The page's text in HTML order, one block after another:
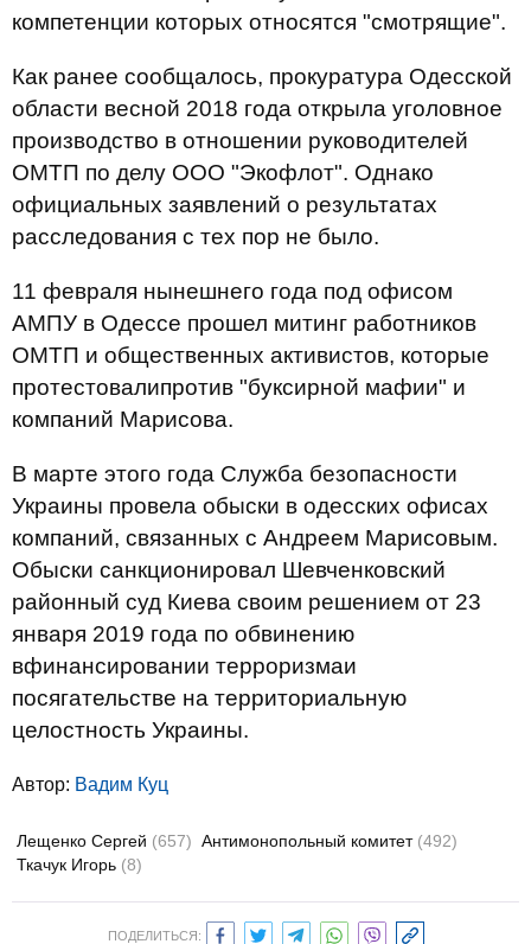
компетенции которых относятся "смотрящие".
Как ранее сообщалось, прокуратура Одесской
области весной 2018 года открыла уголовное
производство в отношении руководителей
ОМТП по делу ООО "Экофлот". Однако
официальных заявлений о результатах
расследования с тех пор не было.
11 февраля нынешнего года под офисом
АМПУ в Одессе прошел митинг работников
ОМТП и общественных активистов, которые
протестовалипротив "буксирной мафии" и
компаний Марисова.
В марте этого года Служба безопасности
Украины провела обыски в одесских офисах
компаний, связанных с Андреем Марисовым.
Обыски санкционировал Шевченковский
районный суд Киева своим решением от 23
января 2019 года по обвинению
вфинансировании терроризмаи
посягательстве на территориальную
целостность Украины.
Автор: Вадим Куц
Лещенко Сергей (657) Антимонопольный комитет (492)
Ткачук Игорь (8)
ПОДЕЛИТЬСЯ: